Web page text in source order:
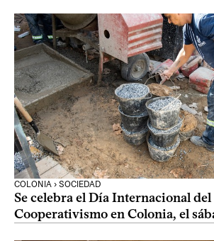
COLONIA › SOCIEDAD
Se celebra el Día Internacional del
Cooperativismo en Colonia, el